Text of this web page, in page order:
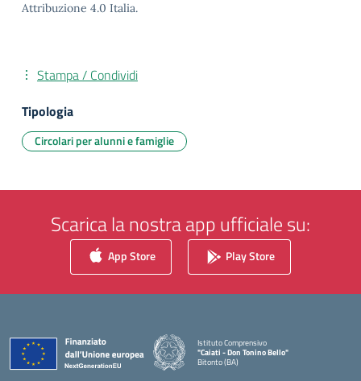
Attribuzione 4.0 Italia.
Stampa / Condividi
Tipologia
Circolari per alunni e famiglie
Scarica la nostra app ufficiale su:
App Store Play Store
Istituto Comprensivo
"Caiati - Don Tonino Bello"
Bitonto (BA)